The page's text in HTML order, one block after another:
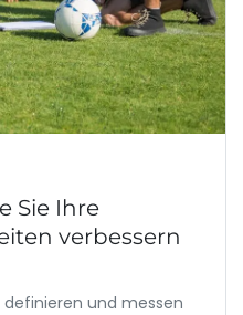
Sie Ihre
verbessern
definieren und messen